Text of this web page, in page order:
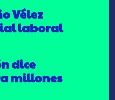
Vélez
laboral
dice
millones